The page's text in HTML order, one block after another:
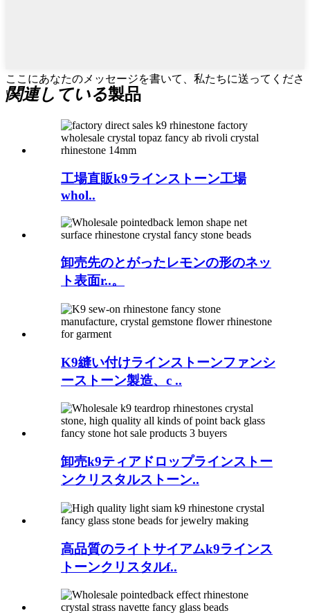
ここにあなたのメッセージを書いて、私たちに送ってくださ
い
関連している製品
工場直販k9ラインストーン工場
whol..
卸売先のとがったレモンの形のネッ
ト表面r..。
K9縫い付けラインストーンファンシ
ーストーン製造、c ..
卸売k9ティアドロップラインストー
ンクリスタルストーン..
高品質のライトサイアムk9ラインス
トーンクリスタルf..